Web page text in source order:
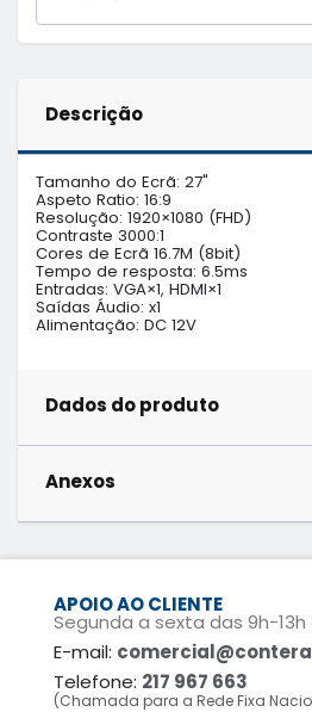
Descrição
Tamanho do Ecrã: 27"
Aspeto Ratio: 16:9
Resolução: 1920×1080 (FHD)
Contraste 3000:1
Cores de Ecrã 16.7M (8bit)
Tempo de resposta: 6.5ms
Entradas: VGA×1, HDMI×1
Saídas Áudio: x1
Alimentação: DC 12V
Dados do produto
Anexos
APOIO AO CLIENTE
Segunda a sexta das 9h-13h
E-mail:
Telefone: 217 967 663
(Chamada para a Rede Fixa